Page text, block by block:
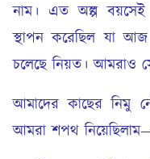
নাম। এত অল্প
স্থাপন করেছিল যা আজ
চলেছে নিয়ত। আমরাও
আমাদের কাছের নিমু
আমরা শপথ